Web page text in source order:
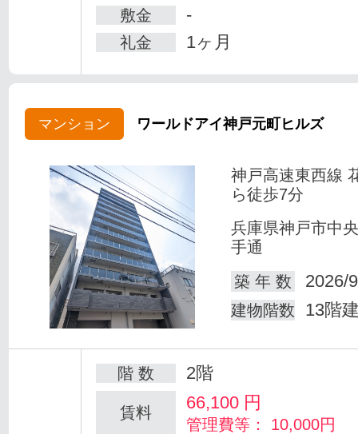
敷金 -
礼金 1ヶ月
マンション ワールドアイ神戸元町ヒルズ
神戸高速東西線
ら徒歩7分
兵庫県神戸市中
手通
築 年 数
2026/
建物階数 13階
階 数 2階
賃料 66,100 円
管理費等： 10,000円